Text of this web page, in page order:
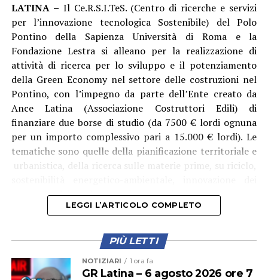
LATINA – Il Ce.R.S.I.TeS. (Centro di ricerche e servizi
per l’innovazione tecnologica Sostenibile) del Polo
Pontino della Sapienza Università di Roma e la
Fondazione Lestra si alleano per la realizzazione di
attività di ricerca per lo sviluppo e il potenziamento
della Green Economy nel settore delle costruzioni nel
Pontino, con l’impegno da parte dell’Ente creato da
Ance Latina (Associazione Costruttori Edili) di
finanziare due borse di studio (da 7500 € lordi ognuna
per un importo complessivo pari a 15.000 € lordi). Le
tematiche sono quelle della pianificazione territoriale e
urbanistica, della ricerca sulle materie prime, su riciclo,
processi e dei prodotti per le costruzioni.
LEGGI L’ARTICOLO COMPLETO
PIÙ LETTI
NOTIZIARI 1 ora fa
GR Latina – 6 agosto 2026 ore 7